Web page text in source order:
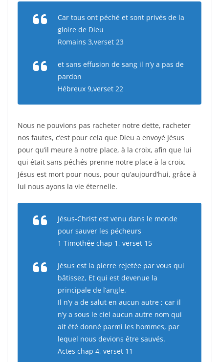
Car tous ont péché et sont privés de la
gloire de Dieu
Romains 3,verset 23
et sans effusion de sang il n’y a pas de
pardon
Hébreux 9,verset 22
Nous ne pouvions pas racheter notre dette, racheter
nos fautes, c’est pour cela que Dieu a envoyé Jésus
pour qu’il meure à notre place, à la croix, afin que lui
qui était sans péchés prenne notre place à la croix.
Jésus est mort pour nous, pour qu’aujourd’hui, grâce à
lui nous ayons la vie éternelle.
Jésus-Christ est venu dans le monde
pour sauver les pécheurs
1 Timothée chap 1, verset 15
Jésus est la pierre rejetée par vous qui
bâtissez, Et qui est devenue la
principale de l’angle.
Il n’y a de salut en aucun autre ; car il
n’y a sous le ciel aucun autre nom qui
ait été donné parmi les hommes, par
lequel nous devions être sauvés.
Actes chap 4, verset 11